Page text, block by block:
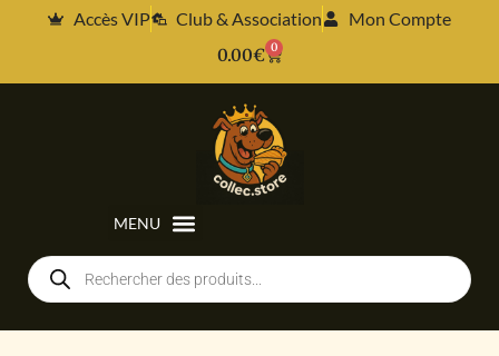
Accès VIP Club & Association
Mon Compte
0.00€ 0